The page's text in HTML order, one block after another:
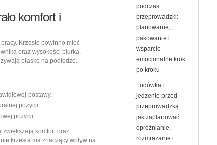
komfort i
Krzesło powinno mieć
oraz wysokości biurka.
płasko na podłodze.
postawy.
pozycji.
pozycji.
zwiększają komfort oraz
krzesła ma znaczący wpływ na
podczas
przeprowadzki:
planowanie,
pakowanie i
wsparcie
emocjonalne krok
po kroku
Lodówka i
jedzenie przed
przeprowadzką:
jak zaplanować
opróżnianie,
rozmrażanie i